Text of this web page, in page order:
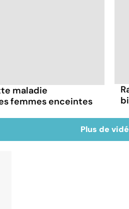
maladie
femmes enceintes
Plus de